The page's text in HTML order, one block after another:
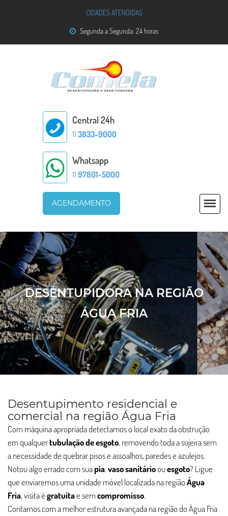
CIDADES ATENDIDAS
Segunda a Segunda: 24 horas
Central 24h
11 3833-9000
Whatsapp
11 97801-5000
AGENDAMENTO
DESENTUPIDORA NA REGIÃO
ÁGUA FRIA
Desentupimento residencial e
comercial na região Água Fria
Com máquina apropriada detectamos o local exato da obstrução
em qualquertubulação de esgoto, removendo toda a sujeira sem
a necessidade de quebrar pisos e assoalhos, paredes e azulejos.
Notou algo errado com suapia,vaso sanitárioouesgoto? Ligue
que enviaremos uma unidade móvel localizada na regiãoÁgua
Fria, visita égratuitae semcompromisso.
Contamos com a melhor estrutura avançada na região do Água Fria